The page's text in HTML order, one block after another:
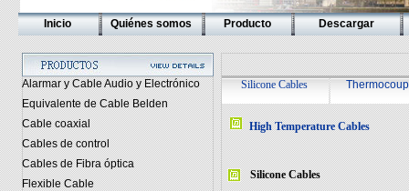
Inicio Quiénes somos Producto Descargar
Alarmar y Cable Audio y Electrónico
Equivalente de Cable Belden
Cable coaxial
Cables de control
Cables de Fibra óptica
Flexible Cable
Silicone Cables
High Temperature Cables
Silicone Cables